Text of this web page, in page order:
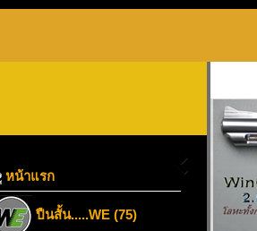
หน้าแรก
ปืนสั้น.....WE (75)